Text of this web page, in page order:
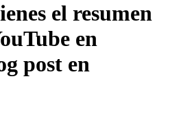
el resumen
en
post en